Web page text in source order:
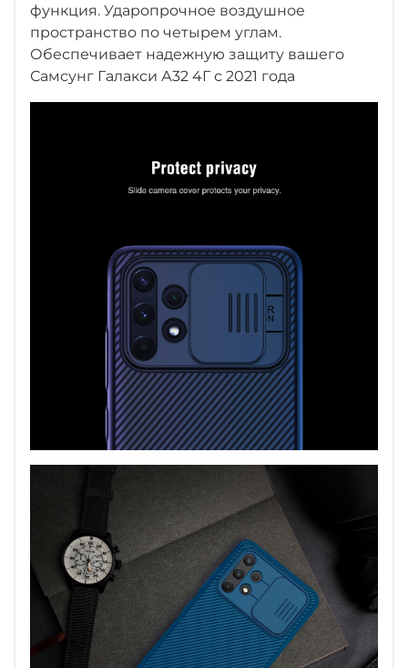
функция. Ударопрочное воздушное
пространство по четырем углам.
Обеспечивает надежную защиту вашего
Самсунг Галакси А32 4Г с 2021 года